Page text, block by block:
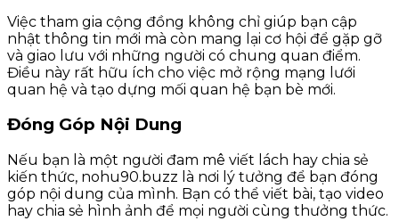
Việc tham gia cộng đồng không chỉ giúp bạn cập
nhật thông tin mới mà còn mang lại cơ hội để gặp gỡ
và giao lưu với những người có chung quan điểm.
Điều này rất hữu ích cho việc mở rộng mạng lưới
quan hệ và tạo dựng mối quan hệ bạn bè mới.
Đóng Góp Nội Dung
Nếu bạn là một người đam mê viết lách hay chia sẻ
kiến thức, nohu90.buzz là nơi lý tưởng để bạn đóng
góp nội dung của mình. Bạn có thể viết bài, tạo video
hay chia sẻ hình ảnh để mọi người cùng thưởng thức.